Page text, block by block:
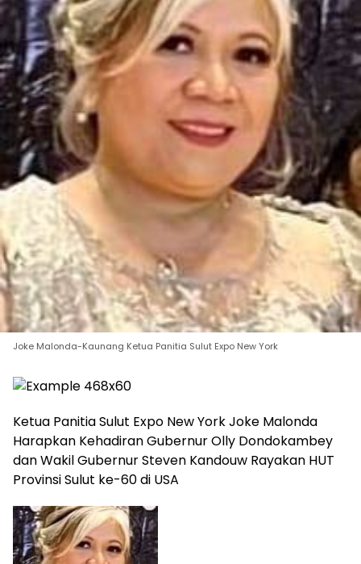
Joke Malonda-Kaunang Ketua Panitia Sulut Expo New York
Ketua Panitia Sulut Expo New York Joke Malonda
Harapkan Kehadiran Gubernur Olly Dondokambey
dan Wakil Gubernur Steven Kandouw Rayakan HUT
Provinsi Sulut ke-60 di USA